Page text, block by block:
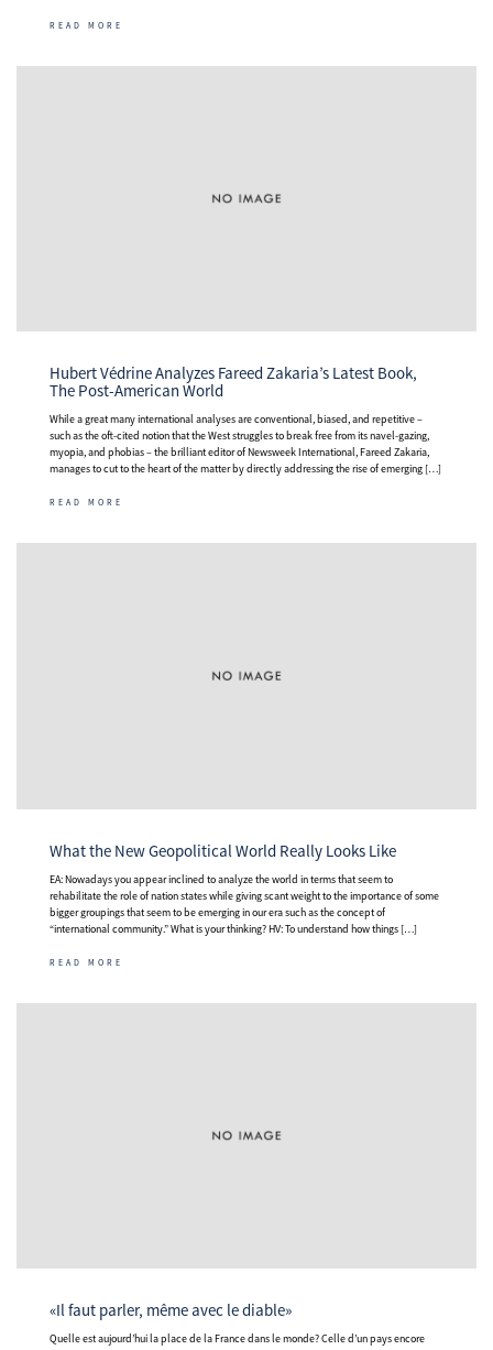
READ MORE
Hubert Védrine Analyzes Fareed Zakaria’s Latest Book,
The Post-American World
While a great many international analyses are conventional, biased, and repetitive –
such as the oft-cited notion that the West struggles to break free from its navel-gazing,
myopia, and phobias – the brilliant editor of Newsweek International, Fareed Zakaria,
manages to cut to the heart of the matter by directly addressing the rise of emerging […]
READ MORE
What the New Geopolitical World Really Looks Like
EA: Nowadays you appear inclined to analyze the world in terms that seem to
rehabilitate the role of nation states while giving scant weight to the importance of some
bigger groupings that seem to be emerging in our era such as the concept of
“international community.” What is your thinking? HV: To understand how things […]
READ MORE
«Il faut parler, même avec le diable»
Quelle est aujourd’hui la place de la France dans le monde? Celle d’un pays encore